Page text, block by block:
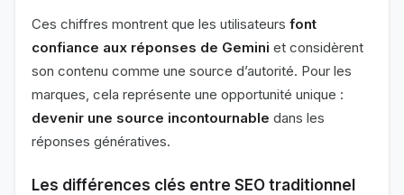
Ces chiffres montrent que les utilisateurs font
confiance aux réponses de Gemini et considèrent
son contenu comme une source d’autorité. Pour les
marques, cela représente une opportunité unique :
devenir une source incontournable dans les
réponses génératives.
Les différences clés entre SEO traditionnel